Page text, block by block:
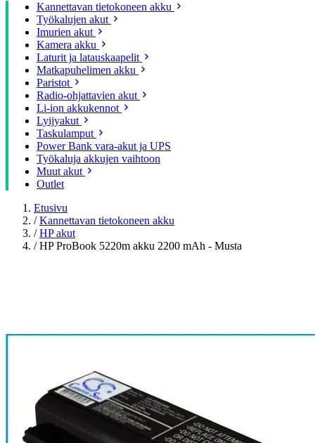
Kannettavan tietokoneen akku
Työkalujen akut
Imurien akut
Kamera akku
Laturit ja latauskaapelit
Matkapuhelimen akku
Paristot
Radio-ohjattavien akut
Li-ion akkukennot
Lyijyakut
Taskulamput
Power Bank vara-akut ja UPS
Työkaluja akkujen vaihtoon
Muut akut
Outlet
Etusivu
/ Kannettavan tietokoneen akku
/ HP akut
/ HP ProBook 5220m akku 2200 mAh - Musta